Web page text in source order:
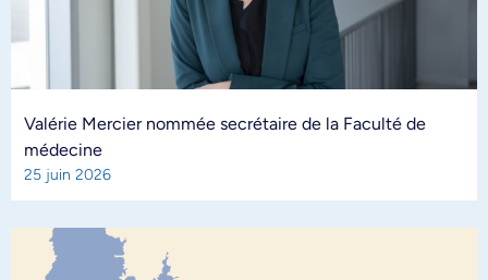
Valérie Mercier nommée secrétaire de la Faculté de
médecine
25 juin 2026